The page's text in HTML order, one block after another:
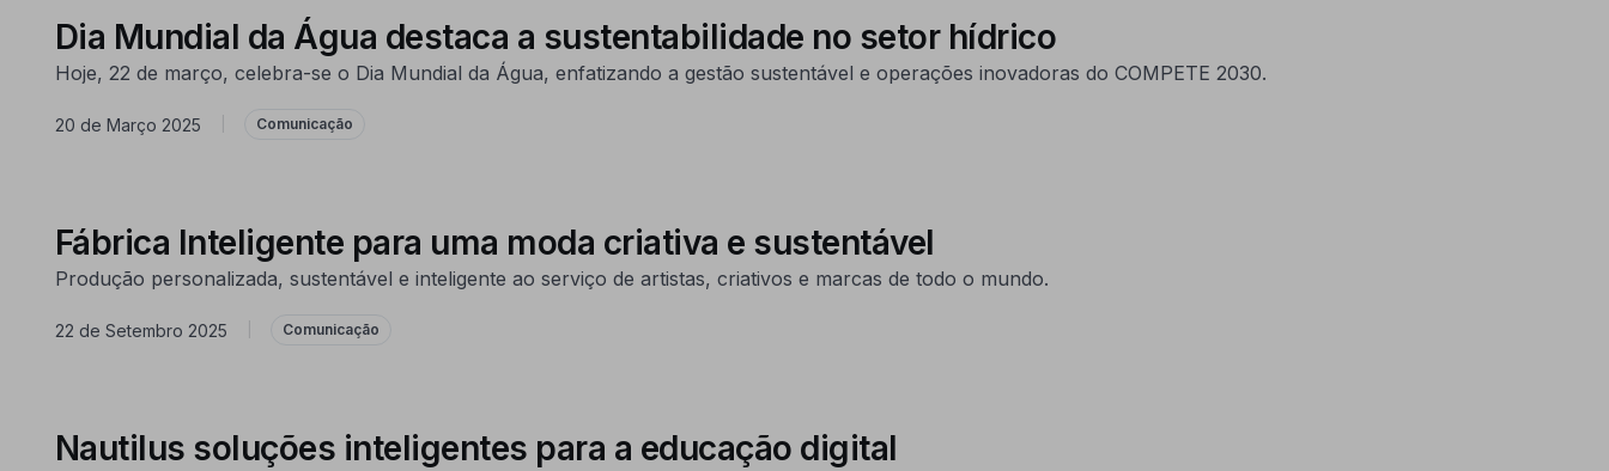
Dia Mundial da Água destaca a sustentabilidade no setor hídrico
Hoje, 22 de março, celebra-se o Dia Mundial da Água, enfatizando a gestão sustentável e operações inovadoras do COMPETE 2030.
20 de Março 2025 Comunicação
Fábrica Inteligente para uma moda criativa e sustentável
Produção personalizada, sustentável e inteligente ao serviço de artistas, criativos e marcas de todo o mundo.
22 de Setembro 2025 Comunicação
Nautilus soluções inteligentes para a educação digital